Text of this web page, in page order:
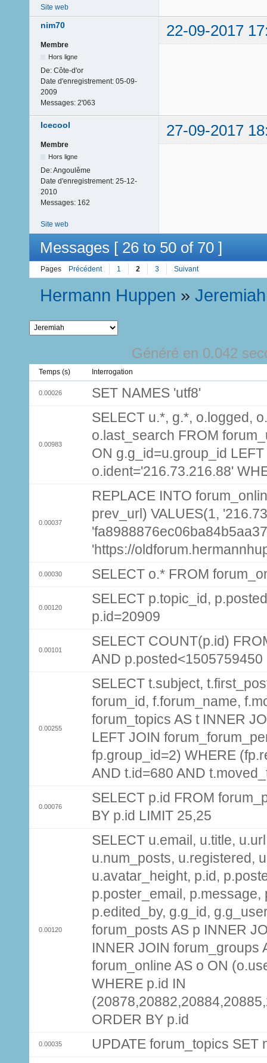
Site web
nim70 22-09-2017
Membre
Hors ligne
De: Côte-d'or
Date d'enregistrement: 05-09-
2009
Messages: 2'063
Icecool 27-09-2017
Membre
Hors ligne
De:Angoulême
Date d'enregistrement: 25-12-
2010
Messages: 162
Site web
Messages [ 26 to 50 of 70 ]
Pages Précédent 1 2 3 Suivant
Hermann Huppen »Jeremiah
Généré en 0.042
Temps (s) Interrogation
0.00026 SET NAMES 'utf8'
0.00983
SELECT u.*, g.*, o.logged,
o.last_search FROM
ON g.g_id=u.group_id
o.ident='216.73.216.88'
0.00037
REPLACE INTO
prev_url) VALUES(1,
'https://
0.00030 SELECT o.* FROM
0.00120
SELECT p.topic_id,
p.id=20909
0.00101
SELECT COUNT(p.id)
AND p.posted<1505759450
0.00255
SELECT t.subject,
forum_id, f.forum_name,
forum_topics AS t INNER
LEFT JOIN
fp.group_id=2) WHERE
AND t.id=680 AND
0.00076
SELECT p.id FROM
BY p.id LIMIT 25,25
0.00120
SELECT u.email, u.title,
u.num_posts, u.registered,
u.avatar_height, p.id,
p.poster_email,
p.edited_by, g.g_id,
forum_posts AS p INNER
INNER JOIN forum_groups
forum_online AS o ON
WHERE p.id IN
ORDER BY p.id
0.00035
UPDATE forum_topics